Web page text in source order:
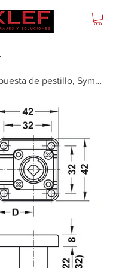
Cerradura sobrepuesta de pestillo, Symo, entrada 25 mm, recorrido de palanca 8mm